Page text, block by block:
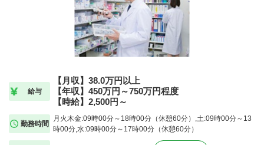
給与
【月収】38.0万円以上
【年収】450万円～750万円程度
【時給】2,500円～
勤務時間
月火木金:09時00分～18時00分（休憩60分）,土:09時00分～13
時00分,水:09時00分～17時00分（休憩60分）